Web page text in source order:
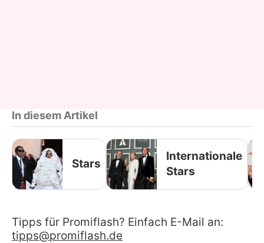
In diesem Artikel
Stars
Internationale
Stars
Tipps für Promiflash? Einfach E-Mail an:
tipps@promiflash.de